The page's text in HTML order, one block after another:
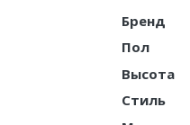
Бренд
Пол
Высота
Стиль